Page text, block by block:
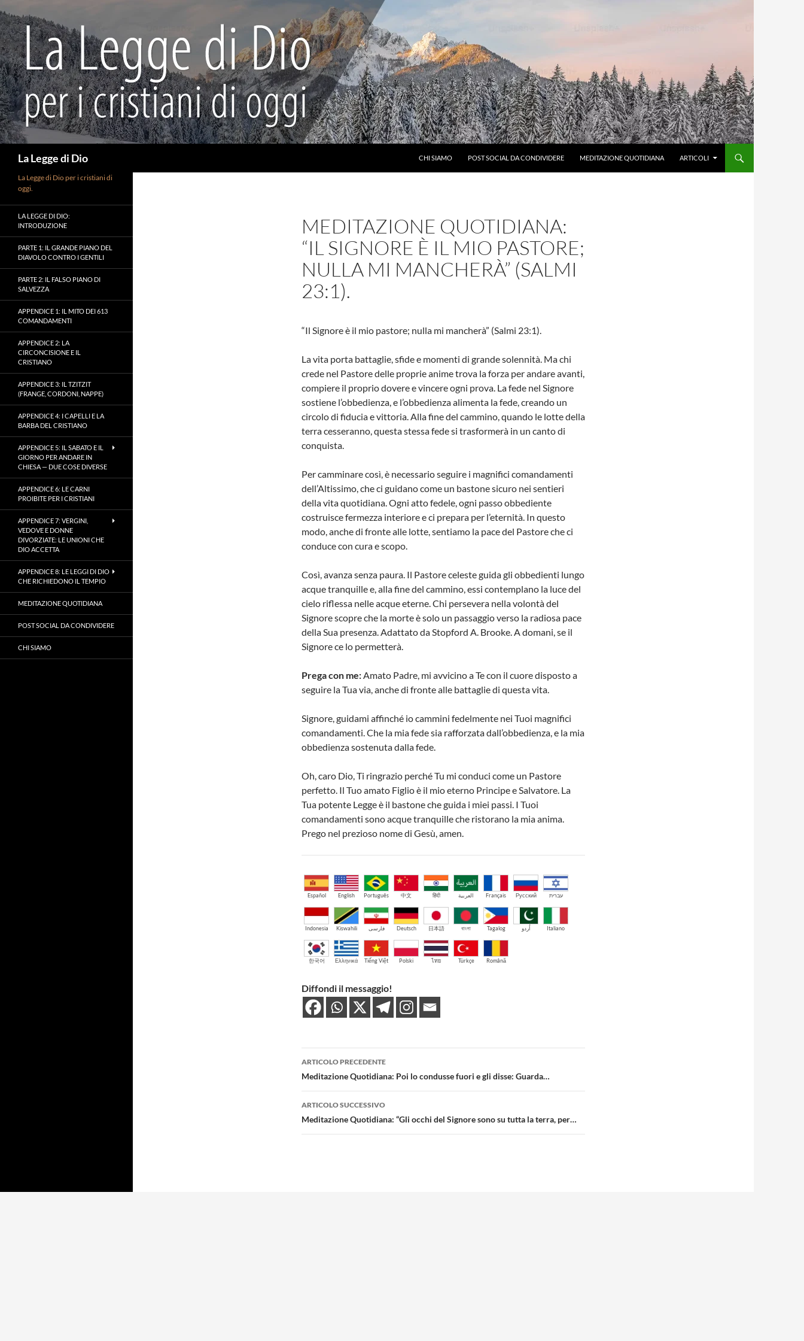
al
contenuto
La Legge di Dio CHI SIAMO POST SOCIAL DA CONDIVIDERE MEDITAZIONE QUOTIDIANA ARTICOLI
MEDITAZIONE QUOTIDIANA:
“IL SIGNORE È IL MIO PASTORE;
NULLA MI MANCHERÀ” (SALMI
23:1).
“Il Signore è il mio pastore; nulla mi mancherà” (Salmi 23:1).
La vita porta battaglie, sfide e momenti di grande solennità. Ma chi
crede nel Pastore delle proprie anime trova la forza per andare avanti,
compiere il proprio dovere e vincere ogni prova. La fede nel Signore
sostiene l’obbedienza, e l’obbedienza alimenta la fede, creando un
circolo di fiducia e vittoria. Alla fine del cammino, quando le lotte della
terra cesseranno, questa stessa fede si trasformerà in un canto di
conquista.
Per camminare così, è necessario seguire i magnifici comandamenti
dell’Altissimo, che ci guidano come un bastone sicuro nei sentieri
della vita quotidiana. Ogni atto fedele, ogni passo obbediente
costruisce fermezza interiore e ci prepara per l’eternità. In questo
modo, anche di fronte alle lotte, sentiamo la pace del Pastore che ci
conduce con cura e scopo.
Così, avanza senza paura. Il Pastore celeste guida gli obbedienti lungo
acque tranquille e, alla fine del cammino, essi contemplano la luce del
cielo riflessa nelle acque eterne. Chi persevera nella volontà del
Signore scopre che la morte è solo un passaggio verso la radiosa pace
della Sua presenza. Adattato da Stopford A. Brooke. A domani, se il
Signore ce lo permetterà.
Prega con me:Amato Padre, mi avvicino a Te con il cuore disposto a
seguire la Tua via, anche di fronte alle battaglie di questa vita.
Signore, guidami affinché io cammini fedelmente nei Tuoi magnifici
comandamenti. Che la mia fede sia rafforzata dall’obbedienza, e la mia
obbedienza sostenuta dalla fede.
Oh, caro Dio, Ti ringrazio perché Tu mi conduci come un Pastore
perfetto. Il Tuo amato Figlio è il mio eterno Principe e Salvatore. La
Tua potente Legge è il bastone che guida i miei passi. I Tuoi
comandamenti sono acque tranquille che ristorano la mia anima.
Prego nel prezioso nome di Gesù, amen.
Español English Português 中文 हिंदी العربية Français Русский עברית
Indonesia Kiswahili فارسی Deutsch 日本語 বাংলা Tagalog اُردو Italiano
한국어 Ελληνικά Tiếng Việt Polski ไทย Türkçe Română
Diffondi il messaggio!
Navigazione
articolo
ARTICOLO PRECEDENTE
Meditazione Quotidiana: Poi lo condusse fuori e gli disse: Guarda…
ARTICOLO SUCCESSIVO
Meditazione Quotidiana: “Gli occhi del Signore sono su tutta la terra, per…
La Legge di Dio per i cristiani di
oggi.
LA LEGGE DI DIO:
INTRODUZIONE
PARTE 1: IL GRANDE PIANO DEL
DIAVOLO CONTRO I GENTILI
PARTE 2: IL FALSO PIANO DI
SALVEZZA
APPENDICE 1: IL MITO DEI 613
COMANDAMENTI
APPENDICE 2: LA
CIRCONCISIONE E IL
CRISTIANO
APPENDICE 3: IL TZITZIT
(FRANGE, CORDONI, NAPPE)
APPENDICE 4: I CAPELLI E LA
BARBA DEL CRISTIANO
APPENDICE 5: IL SABATO E IL
GIORNO PER ANDARE IN
CHIESA — DUE COSE DIVERSE
APPENDICE 6: LE CARNI
PROIBITE PER I CRISTIANI
APPENDICE 7: VERGINI,
VEDOVE E DONNE
DIVORZIATE: LE UNIONI CHE
DIO ACCETTA
APPENDICE 8: LE LEGGI DI DIO
CHE RICHIEDONO IL TEMPIO
MEDITAZIONE QUOTIDIANA
POST SOCIAL DA CONDIVIDERE
CHI SIAMO